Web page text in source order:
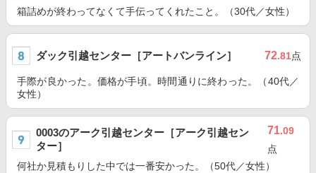
箱詰めが終わってなくて手伝ってくれたこと。（30代／女性）
ダック引越センター［アートバンライン］ 72.81点
手際が良かった。価格が手頃。時間通りに終わった。（40代／
女性）
0003のアーク引越センター［アーク引越セン
ター］
71.09
点
何社か見積もりした中では一番安かった。（50代／女性）